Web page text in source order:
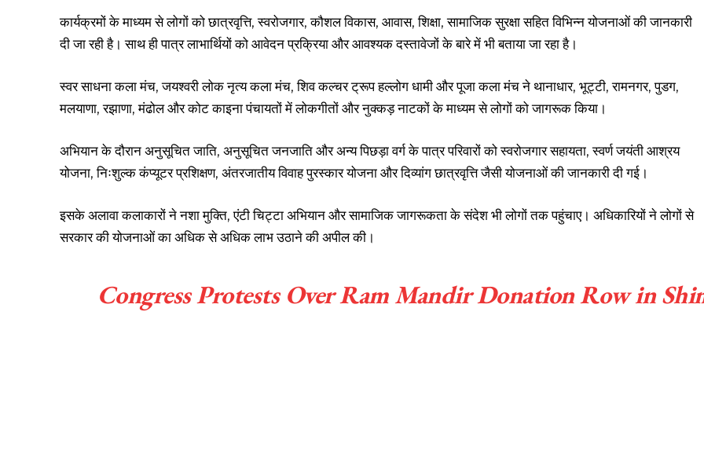
कार्यक्रमों के माध्यम से लोगों को छात्रवृत्ति, स्वरोजगार, कौशल विकास, आवास, शिक्षा, सामाजिक सुरक्षा सहित विभिन्न योजनाओं की जानकारी
दी जा रही है। साथ ही पात्र लाभार्थियों को आवेदन प्रक्रिया और आवश्यक दस्तावेजों के बारे में भी बताया जा रहा है।
स्वर साधना कला मंच, जयश्वरी लोक नृत्य कला मंच, शिव कल्चर ट्रूप हल्लोग धामी और पूजा कला मंच ने थानाधार, भूट्टी, रामनगर, पुडग,
मलयाणा, रझाणा, मंढोल और कोट काइना पंचायतों में लोकगीतों और नुक्कड़ नाटकों के माध्यम से लोगों को जागरूक किया।
अभियान के दौरान अनुसूचित जाति, अनुसूचित जनजाति और अन्य पिछड़ा वर्ग के पात्र परिवारों को स्वरोजगार सहायता, स्वर्ण जयंती आश्रय
योजना, निःशुल्क कंप्यूटर प्रशिक्षण, अंतरजातीय विवाह पुरस्कार योजना और दिव्यांग छात्रवृत्ति जैसी योजनाओं की जानकारी दी गई।
इसके अलावा कलाकारों ने नशा मुक्ति, एंटी चिट्टा अभियान और सामाजिक जागरूकता के संदेश भी लोगों तक पहुंचाए। अधिकारियों ने लोगों से
सरकार की योजनाओं का अधिक से अधिक लाभ उठाने की अपील की।
Congress Protests Over Ram Mandir Donation Row in